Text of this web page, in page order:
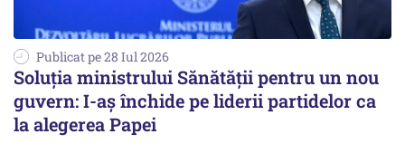
Publicat pe 28 Iul 2026
Soluția ministrului Sănătății pentru un nou
guvern: I-aş închide pe liderii partidelor ca
la alegerea Papei